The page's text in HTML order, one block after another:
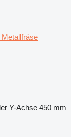
Y-Achse 450 mm